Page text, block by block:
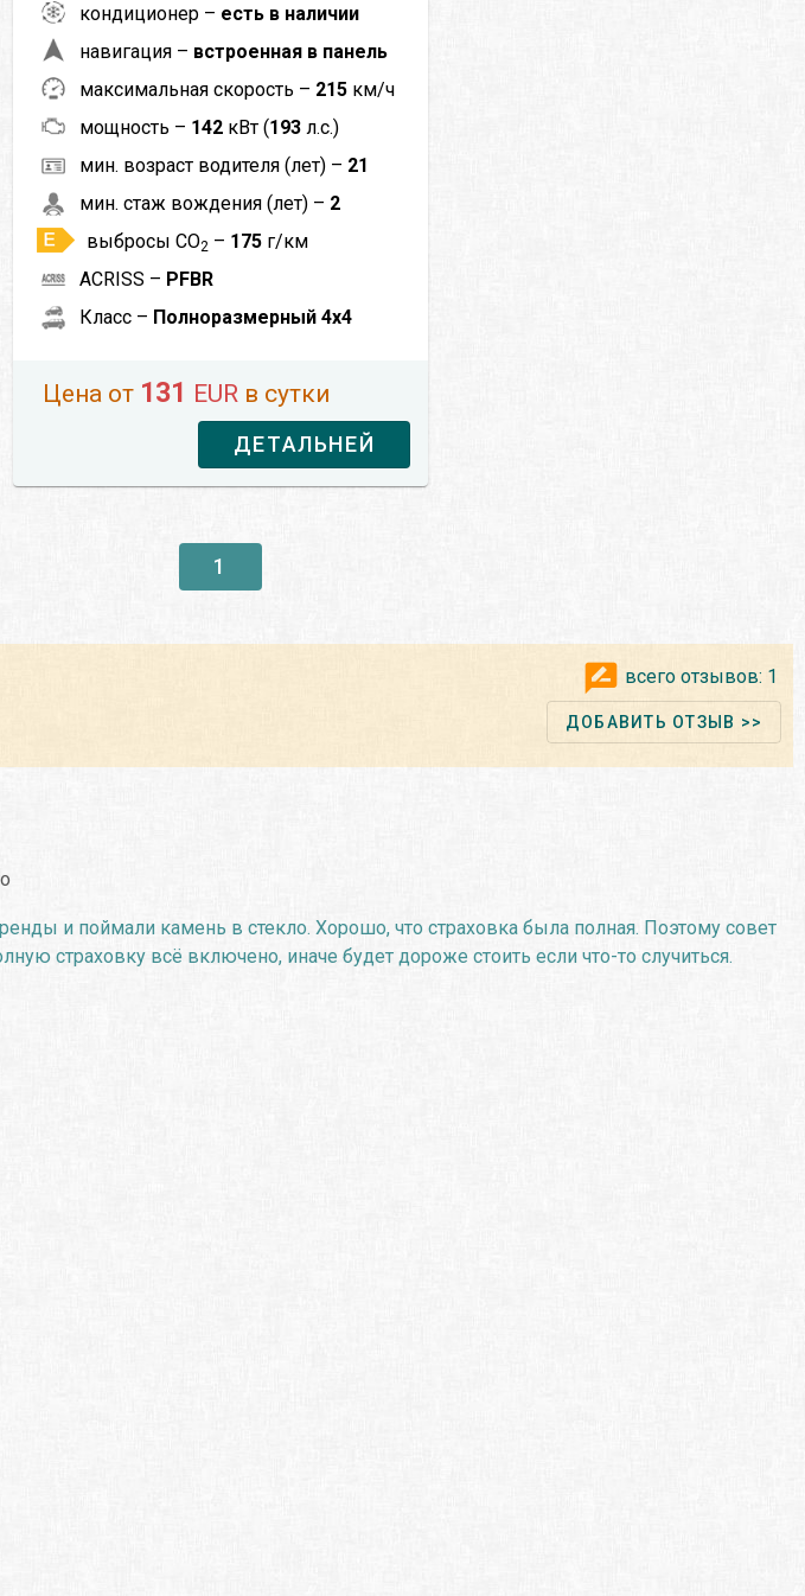
кондиционер – есть в наличии
навигация – встроенная в панель
максимальная скорость – 215 км/ч
мощность – 142 кВт (193 л.с.)
мин. возраст водителя (лет) – 21
мин. стаж вождения (лет) – 2
выбросы CO2 – 175 г/км
ACRISS – PFBR
Класс – Полноразмерный 4x4
Цена от 131 EUR в сутки
ДЕТАЛЬНЕЙ
1
всего отзывов: 1
ДОБАВИТЬ ОТЗЫВ >>
и поймали камень в стекло. Хорошо, что страховка была полная. Поэтому совет
страховку всё включено, иначе будет дороже стоить если что-то случиться.